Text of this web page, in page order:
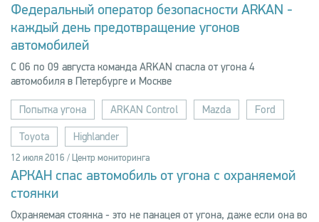
Федеральный оператор безопасности ARKAN -
каждый день предотвращение угонов
автомобилей
С 06 по 09 августа команда ARKAN спасла от угона 4
автомобиля в Петербурге и Москве
Попытка угона ARKAN Control Mazda Ford
Toyota Highlander
12 июля 2016 / Центр мониторинга
АРКАН спас автомобиль от угона с охраняемой
стоянки
Охраняемая стоянка - это не панацея от угона, даже если она во